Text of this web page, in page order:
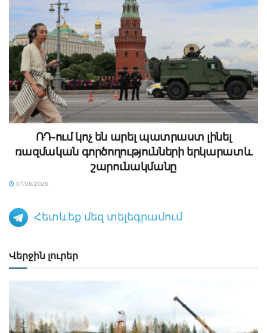
ՌԴ-ում կոչ են արել պատրաստ լինել
ռազմական գործողությունների երկարատև
շարունակմանը
07/08/2026
Հետևեք մեզ տելեգրամում
Վերջին լուրեր